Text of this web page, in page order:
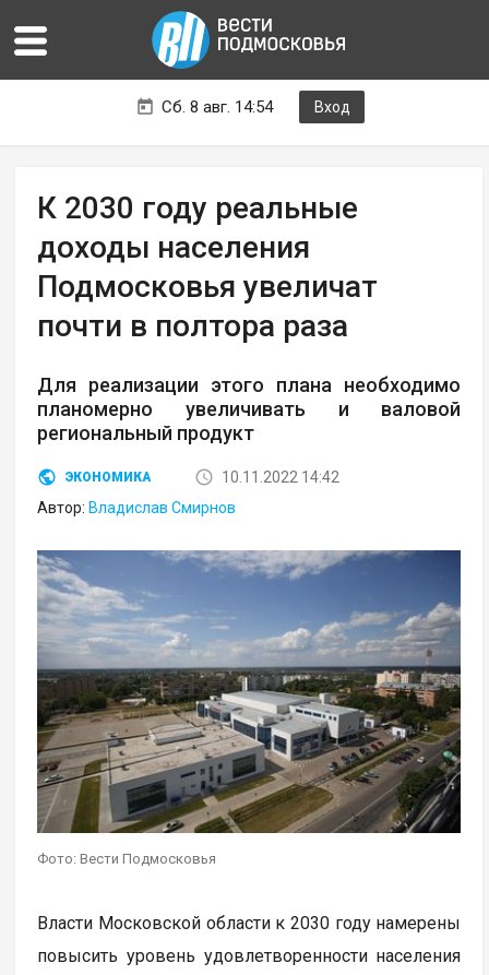
Сб. 8 авг. 14:54 Вход
К 2030 году реальные
доходы населения
Подмосковья увеличат
почти в полтора раза
Для реализации этого плана необходимо
планомерно увеличивать и валовой
региональный продукт
ЭКОНОМИКА
10.11.2022 14:42
Автор: Владислав Смирнов
Фото: Вести Подмосковья
Власти Московской области к 2030 году намерены
повысить уровень удовлетворенности населения